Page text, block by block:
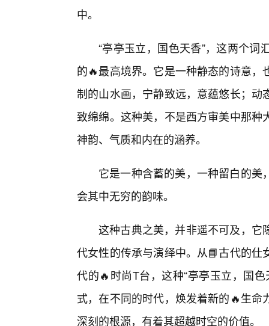
中。
“亭亭玉立，国色天香”，这两个
的🔥最高境界。它是一种静态的诗意
制的山水画，宁静致远，意蕴悠长；
致绵绵。这种美，不是西方审美中那
神韵、气质和内在的涵养。
它是一种含蓄的美，一种留白的
会其中无穷的韵味。
这种古典之美，并非遥不可及，它
代女性的传承与演绎中。从📘古代的
代的🔥时尚T台，这种“亭亭玉立，国
式，在不同的时代，焕发着新的🔥生
深刻的根源，有着其超越时空的价值。